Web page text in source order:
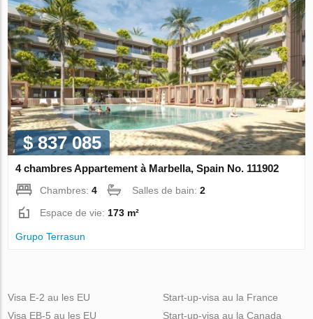
$ 837 085
4 chambres Appartement à Marbella, Spain No. 111902
Chambres:4 Salles de bain:2
Espace de vie: 173 m²
Grupo Terrasun
Visa E-2 au les EU
Visa EB-5 au les EU
Start-up-visa au la France
Start-up-visa au la Canada